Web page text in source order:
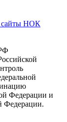
сайты НОК
Федерации и
Федерации.